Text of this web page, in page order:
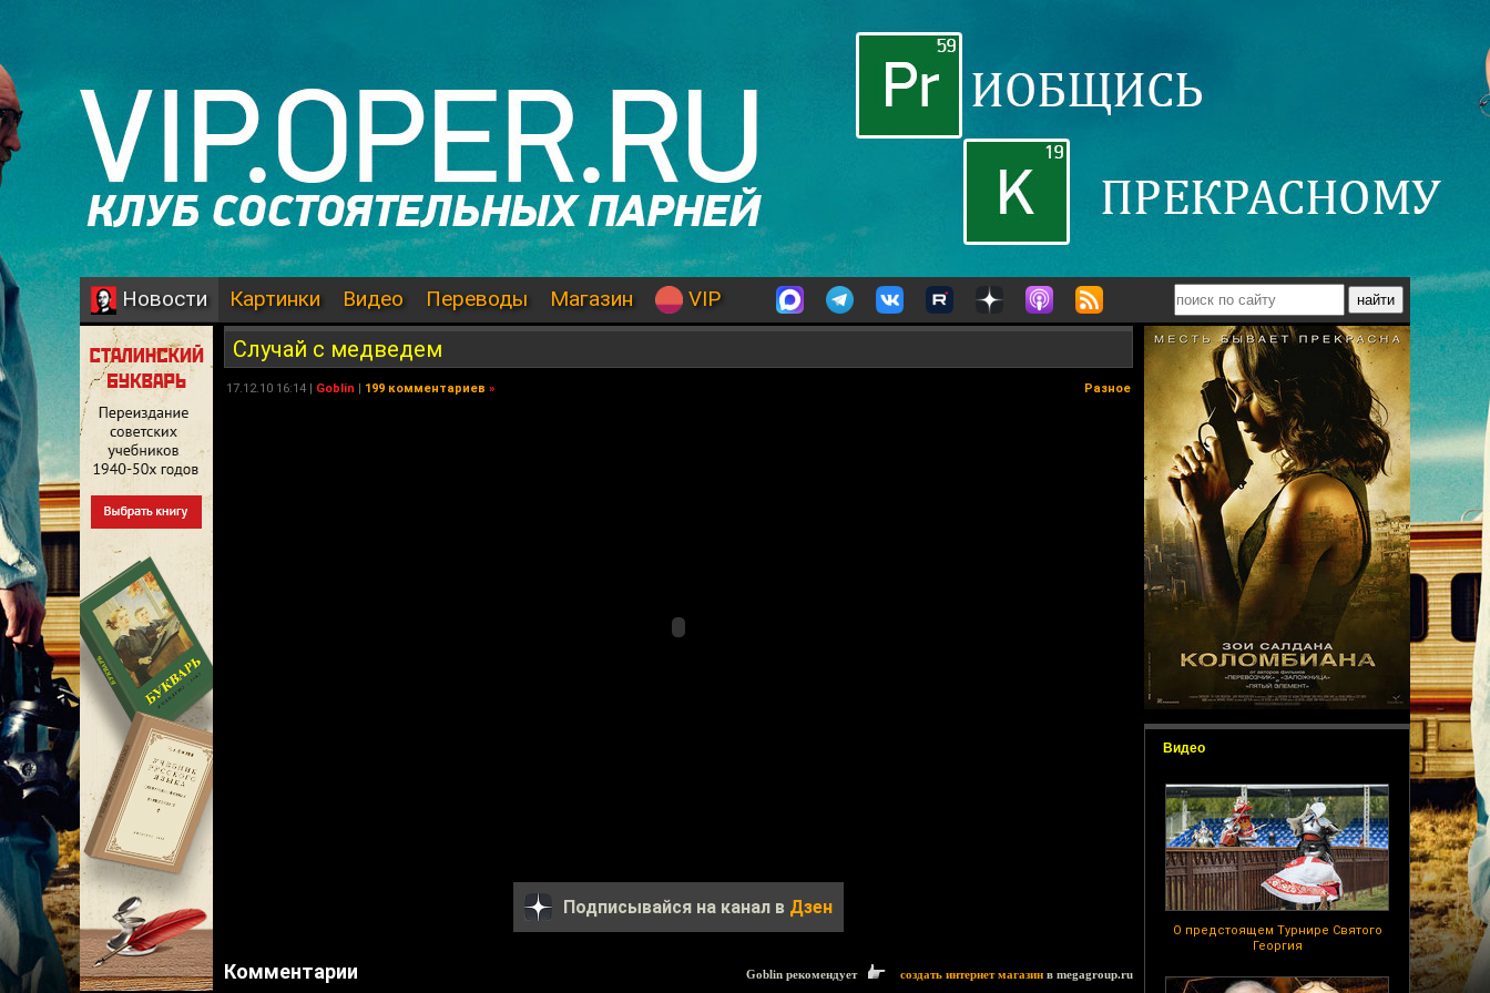
Новости Картинки Видео Переводы Магазин VIP
Видео
О предстоящем Турнире Святого
Георгия
Случай с медведем
17.12.10 16:14 | Goblin | 199 комментариев » Разное
Подписывайся на канал в Дзен
Комментарии Goblin рекомендует создать интернет магазин в megagroup.ru